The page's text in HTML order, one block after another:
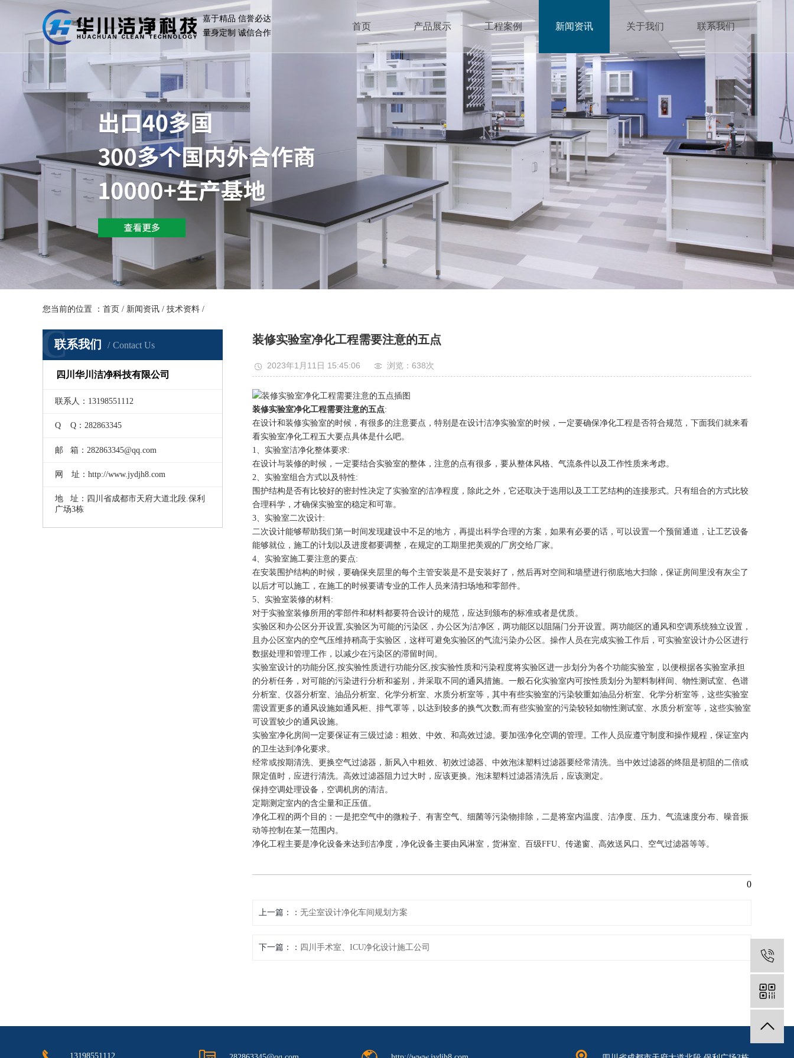
嘉于精品 信誉必达
量身定制 诚信合作
首页 产品展示 工程案例 新闻资讯 关于我们 联系我们
您当前的位置 ： 首页 / 新闻资讯 / 技术资料 /
联系我们 Contact Us
C
四川华川洁净科技有限公司
联系人：13198551112
Q Q：282863345
邮 箱：282863345@qq.com
网 址：http://www.jydjh8.com
地 址：四川省成都市天府大道北段.保利
广场3栋
装修实验室净化工程需要注意的五点
2023年1月11日 15:45:06 浏览：638次
装修实验室净化工程需要注意的五点:
在设计和装修实验室的时候，有很多的注意要点，特别是在设计洁净实验室的时候，一定要确保净化工程是否符合规范，下面我们就来看
看实验室净化工程五大要点具体是什么吧。
1、实验室洁净化整体要求:
在设计与装修的时候，一定要结合实验室的整体，注意的点有很多，要从整体风格、气流条件以及工作性质来考虑。
2、实验室组合方式以及特性:
围护结构是否有比较好的密封性决定了实验室的洁净程度，除此之外，它还取决于选用以及工工艺结构的连接形式。只有组合的方式比较
合理科学，才确保实验室的稳定和可靠。
3、实验室二次设计:
二次设计能够帮助我们第一时间发现建设中不足的地方，再提出科学合理的方案，如果有必要的话，可以设置一个预留通道，让工艺设备
能够就位，施工的计划以及进度都要调整，在规定的工期里把美观的厂房交给厂家。
4、实验室施工要注意的要点:
在安装围护结构的时候，要确保夹层里的每个主管安装是不是安装好了，然后再对空间和墙壁进行彻底地大扫除，保证房间里没有灰尘了
以后才可以施工，在施工的时候要请专业的工作人员来清扫场地和零部件。
5、实验室装修的材料:
对于实验室装修所用的零部件和材料都要符合设计的规范，应达到颁布的标准或者是优质。
实验区和办公区分开设置,实验区为可能的污染区，办公区为洁净区，两功能区以阻隔门分开设置。两功能区的通风和空调系统独立设置，
且办公区室内的空气压维持稍高于实验区，这样可避免实验区的气流污染办公区。操作人员在完成实验工作后，可实验室设计办公区进行
数据处理和管理工作，以减少在污染区的滞留时间。
实验室设计的功能分区,按实验性质进行功能分区,按实验性质和污染程度将实验区进一步划分为各个功能实验室，以便根据各实验室承担
的分析任务，对可能的污染进行分析和鉴别，并采取不同的通风措施。一般石化实验室内可按性质划分为塑料制样间、物性测试室、色谱
分析室、仪器分析室、油品分析室、化学分析室、水质分析室等，其中有些实验室的污染较重如油品分析室、化学分析室等，这些实验室
需设置更多的通风设施如通风柜、排气罩等，以达到较多的换气次数;而有些实验室的污染较轻如物性测试室、水质分析室等，这些实验室
可设置较少的通风设施。
实验室净化房间一定要保证有三级过滤：粗效、中效、和高效过滤。要加强净化空调的管理。工作人员应遵守制度和操作规程，保证室内
的卫生达到净化要求。
经常或按期清洗、更换空气过滤器，新风入中粗效、初效过滤器、中效泡沫塑料过滤器要经常清洗。当中效过滤器的终阻是初阻的二倍或
限定值时，应进行清洗。高效过滤器阻力过大时，应该更换。泡沫塑料过滤器清洗后，应该测定。
保持空调处理设备，空调机房的清洁。
定期测定室内的含尘量和正压值。
净化工程的两个目的：一是把空气中的微粒子、有害空气、细菌等污染物排除，二是将室内温度、洁净度、压力、气流速度分布、噪音振
动等控制在某一范围内。
净化工程主要是净化设备来达到洁净度，净化设备主要由风淋室 ，货淋室、百级FFU、传递窗、 高效送风口 、空气过滤器等等。
0
上一篇： 无尘室设计净化车间规划方案
下一篇： 四川手术室、ICU净化设计施工公司
13198551112